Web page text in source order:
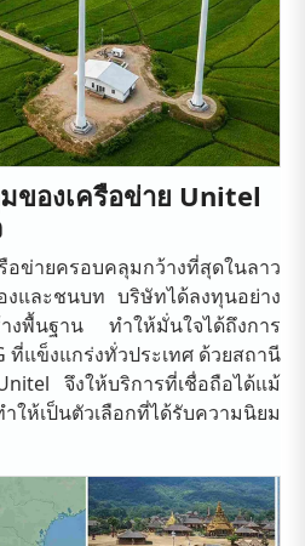
ของเครือข่าย Unitel
ครอบคลุมกว้างที่สุดในลาว
งและชนบท บริษัทได้ลงทุนอย่าง
งพื้นฐาน ทำให้มั่นใจได้ถึงการ
ที่แข็งแกร่งทั่วประเทศ ด้วยสถานี
จึงให้บริการที่เชื่อถือได้แม้
ห้เป็นตัวเลือกที่ได้รับความนิยม